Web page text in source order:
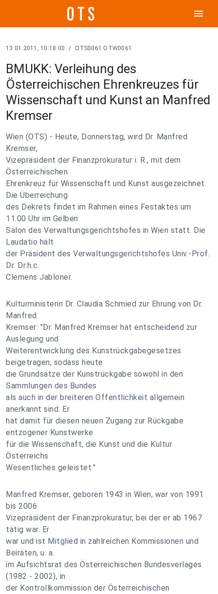
menu
13.01.2011, 10:18:00 / OTS0061 OTW0061
BMUKK: Verleihung des
Österreichischen Ehrenkreuzes für
Wissenschaft und Kunst an Manfred
Kremser
Wien (OTS) - Heute, Donnerstag, wird Dr. Manfred
Kremser,
Vizepräsident der Finanzprokuratur i. R., mit dem
Österreichischen
Ehrenkreuz für Wissenschaft und Kunst ausgezeichnet.
Die Überreichung
des Dekrets findet im Rahmen eines Festaktes um
11.00 Uhr im Gelben
Salon des Verwaltungsgerichtshofes in Wien statt. Die
Laudatio hält
der Präsident des Verwaltungsgerichtshofes Univ.-Prof.
Dr. Dr.h.c.
Clemens Jabloner.
Kulturministerin Dr. Claudia Schmied zur Ehrung von Dr.
Manfred
Kremser: "Dr. Manfred Kremser hat entscheidend zur
Auslegung und
Weiterentwicklung des Kunstrückgabegesetzes
beigetragen, sodass heute
die Grundsätze der Kunstrückgabe sowohl in den
Sammlungen des Bundes
als auch in der breiteren Öffentlichkeit allgemein
anerkannt sind. Er
hat damit für diesen neuen Zugang zur Rückgabe
entzogener Kunstwerke
für die Wissenschaft, die Kunst und die Kultur
Österreichs
Wesentliches geleistet."
Manfred Kremser, geboren 1943 in Wien, war von 1991
bis 2006
Vizepräsident der Finanzprokuratur, bei der er ab 1967
tätig war. Er
war und ist Mitglied in zahlreichen Kommissionen und
Beiräten, u. a.
im Aufsichtsrat des Österreichischen Bundesverlages
(1982 - 2002), in
der Kontrollkommission der Österreichischen